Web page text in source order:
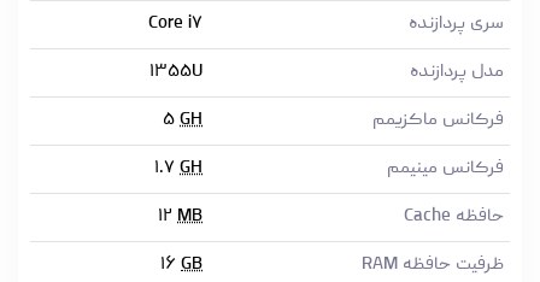
سری پردازنده
Core i۷
مدل پردازنده
۱۳۵۵U
فرکانس ماکزیمم
۵ GH
فرکانس مینیمم
۱.۷ GH
حافظه Cache
۱۲ MB
ظرفیت حافظه RAM
۱۶ GB